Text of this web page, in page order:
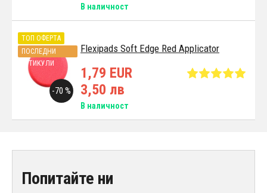
В наличност
Flexipads Soft Edge Red Applicator
-70 %
ТОП ОФЕРТА
ПОСЛЕДНИ
АРТИКУЛИ
1,79 EUR
3,50 лв
В наличност
Попитайте ни